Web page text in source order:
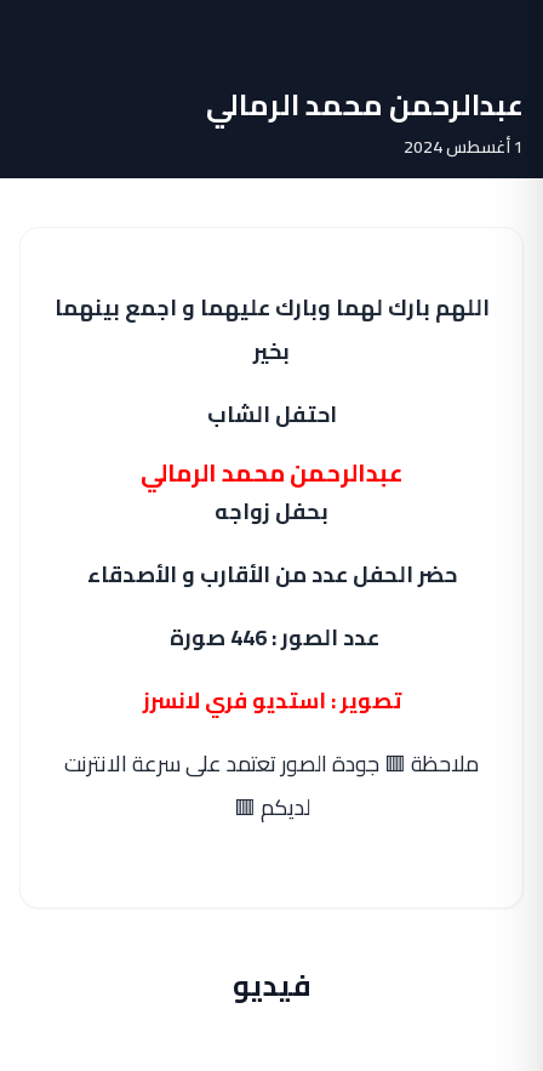
عبدالرحمن محمد الرمالي
1 أغسطس 2024
اللهم بارك لهما وبارك عليهما و اجمع بينهما
بخير
احتفل الشاب
عبدالرحمن محمد الرمالي
بحفل زواجه
حضر الحفل عدد من الأقارب و الأصدقاء
عدد الصور : 446 صورة
تصوير : استديو فري لانسرز
ملاحظة 🟥 جودة الصور تعتمد على سرعة الانترنت
لديكم 🟥
فيديو